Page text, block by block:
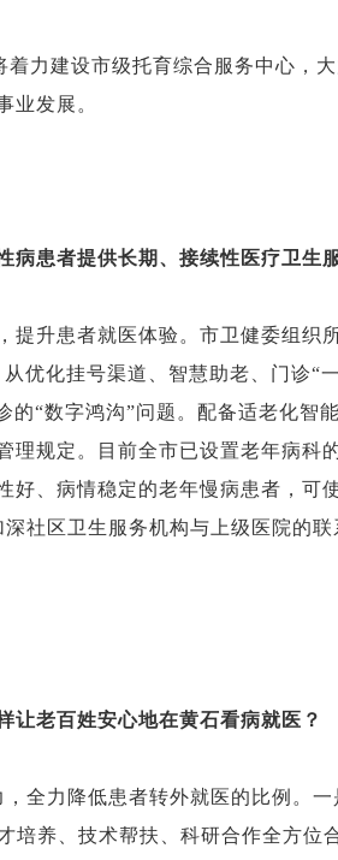
力建设市级托育综合服务中心，
业发展。
病患者提供长期、接续性医疗卫生
升患者就医体验。市卫健委组织
优化挂号渠道、智慧助老、门诊“
“数字鸿沟”问题。配备适老化智
规定。目前全市已设置老年病科
、病情稳定的老年慢病患者，可
社区卫生服务机构与上级医院的
让老百姓安心地在黄石看病就医？
全力降低患者转外就医的比例。
养、技术帮扶、科研合作全方位